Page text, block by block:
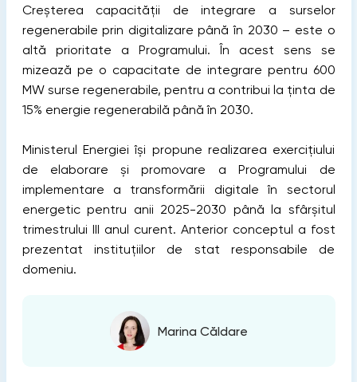
Creșterea capacității de integrare a surselor
regenerabile prin digitalizare până în 2030 – este o
altă prioritate a Programului. În acest sens se
mizează pe o capacitate de integrare pentru 600
MW surse regenerabile, pentru a contribui la ținta de
15% energie regenerabilă până în 2030.
Ministerul Energiei își propune realizarea exercițiului
de elaborare și promovare a Programului de
implementare a transformării digitale în sectorul
energetic pentru anii 2025-2030 până la sfârșitul
trimestrului III anul curent. Anterior conceptul a fost
prezentat instituțiilor de stat responsabile de
domeniu.
Marina Căldare